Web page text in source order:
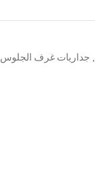
, جداريات غرف الجلوس